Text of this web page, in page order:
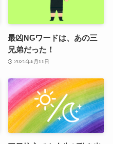
最凶NGワードは、あの三
兄弟だった！
2025年6月11日